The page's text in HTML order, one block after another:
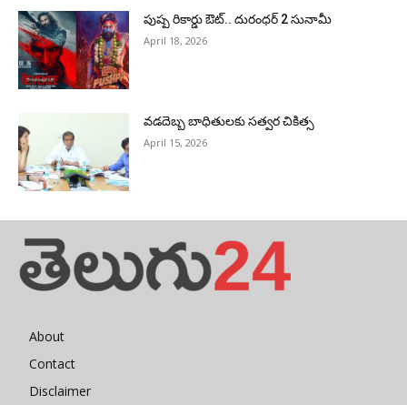
పుష్ప రికార్డు ఔట్‌.. దురంధ‌ర్ 2 సునామీ
April 18, 2026
వడదెబ్బ బాధితులకు సత్వర చికిత్స
April 15, 2026
About
Contact
Disclaimer